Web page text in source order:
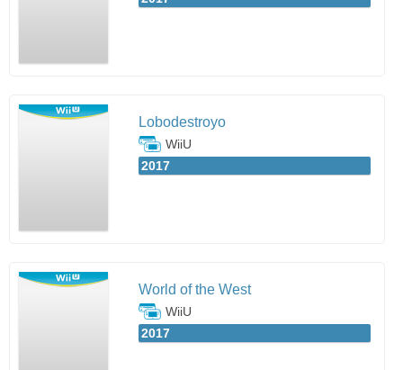
Lobodestroyo
WiiU
2017
World of the West
WiiU
2017